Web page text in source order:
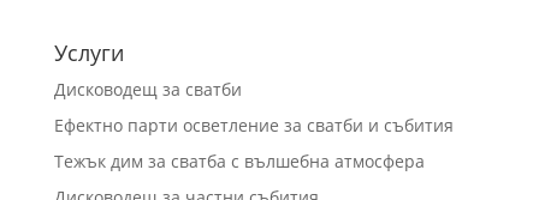
Услуги
Дисководещ за сватби
Ефектно парти осветление за сватби и събития
Тежък дим за сватба с вълшебна атмосфера